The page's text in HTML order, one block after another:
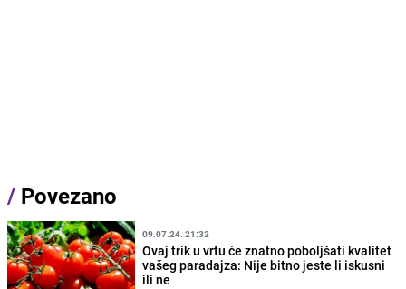
/ Povezano
09.07.24. 21:32
Ovaj trik u vrtu će znatno poboljšati kvalitet
vašeg paradajza: Nije bitno jeste li iskusni
ili ne